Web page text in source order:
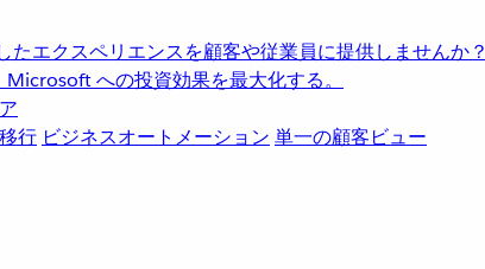
たエクスペリエンスを顧客や従業員に提供しませんか？
への投資効果を最大化する。
行 ビジネスオートメーション 単一の顧客ビュー